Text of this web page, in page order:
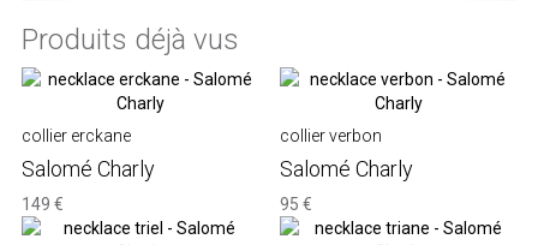
Produits déjà vus
collier erckane
Salomé Charly
149 €
collier verbon
Salomé Charly
95 €